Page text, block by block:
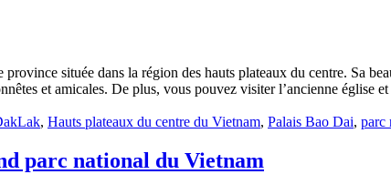
située dans la région des hauts plateaux du centre. Sa
et amicales. De plus, vous pouvez visiter l’ancienne église
, Hauts plateaux du centre du Vietnam, Palais Bao Dai, parc
parc national du Vietnam